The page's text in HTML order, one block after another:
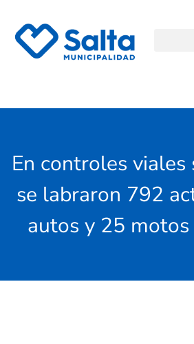
En controles viales
se labraron 792
autos y 25